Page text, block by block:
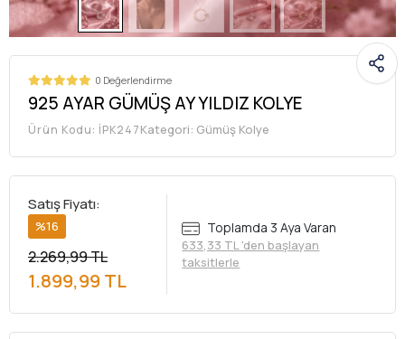
0 Değerlendirme
925 AYAR GÜMÜŞ AY YILDIZ KOLYE
Ürün Kodu: İPK247Kategori: Gümüş Kolye
Satış Fiyatı:
%16
2.269,99 TL
1.899,99 TL
Toplamda 3 Aya Varan
633,33 TL 'den başlayan
taksitlerle